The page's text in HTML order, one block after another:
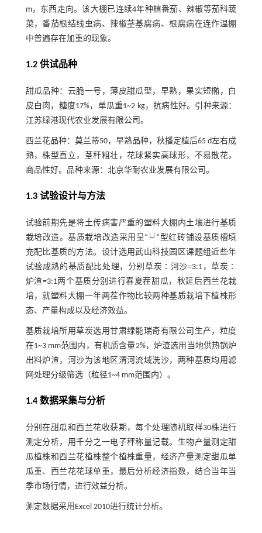
m，东西走向。该大棚已连续4年种植番茄、辣椒等茄科蔬
菜，番茄根结线虫病、辣椒茎基腐病、根腐病在连作温棚
中普遍存在加重的现象。
1.2 供试品种
甜瓜品种：云脆一号，薄皮甜瓜型，早熟，果实短椭，白
皮白肉，糖度17%，单瓜重1~2 kg，抗病性好。引种来源：
江苏绿港现代农业发展有限公司。
西兰花品种：莫兰蒂50，早熟品种，秋播定植后65 d左右成
熟，株型直立，茎秆粗壮，花球紧实高球形，不易散花，
商品性好。品种来源：北京华耐农业发展有限公司。
1.3 试验设计与方法
试验前期先是将土传病害严重的塑料大棚内土壤进行基质
栽培改造。基质栽培改造采用呈“└┘”型红砖铺设基质槽填
充配比基质的方法。设计选用武山科技园区课题组近些年
试验成熟的基质配比处理，分别草炭∶河沙=3:1，草炭∶
炉渣=3:1两个基质分别进行春夏茬甜瓜，秋延后西兰花栽
培，就塑料大棚一年两茬作物比较两种基质栽培下植株形
态、产量构成以及经济效益。
基质栽培所用草炭选用甘肃绿能瑞奇有限公司生产，粒度
在1~3 mm范围内，有机质含量2%，炉渣选用当地供热锅炉
出料炉渣，河沙为该地区渭河流域洗沙，两种基质均用滤
网处理分级筛选（粒径1~4 mm范围内）。
1.4 数据采集与分析
分别在甜瓜和西兰花收获期，每个处理随机取样30株进行
测定分析，用千分之一电子秤称量记载。生物产量测定甜
瓜植株和西兰花植株整个植株重量，经济产量测定甜瓜单
瓜重、西兰花花球单重，最后分析经济指数，结合当年当
季市场行情，进行效益分析。
测定数据采用Excel 2010进行统计分析。